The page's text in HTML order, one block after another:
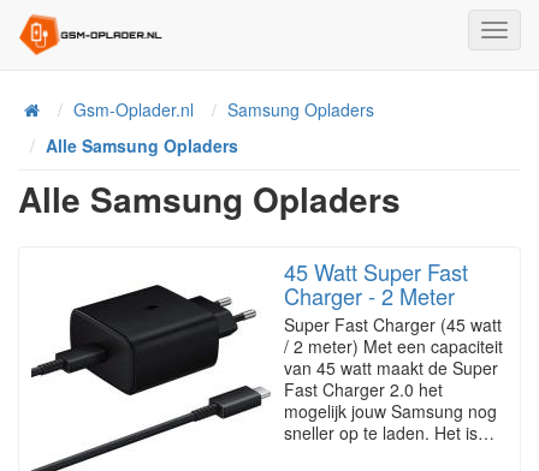
HomeGsm-Oplader.nl
Samsung Opladers
Alle Samsung Opladers
Alle Samsung Opladers
45 Watt Super Fast
Charger - 2 Meter
Super Fast Charger (45 watt
/ 2 meter) Met een capaciteit
van 45 watt maakt de Super
Fast Charger 2.0 het
mogelijk jouw Samsung nog
sneller op te laden. Het is…